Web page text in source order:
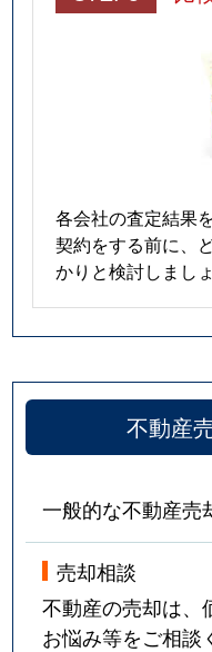
各会社の査定結果
契約をする前に、
かりと検討しましょ
不動産
一般的な不動産売
売却相談
不動産の売却は、
お悩み等をご相談